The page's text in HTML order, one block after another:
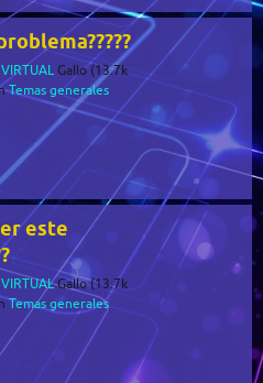
Gallo (13.7k
Temas generales
este
Gallo (13.7k
Temas generales